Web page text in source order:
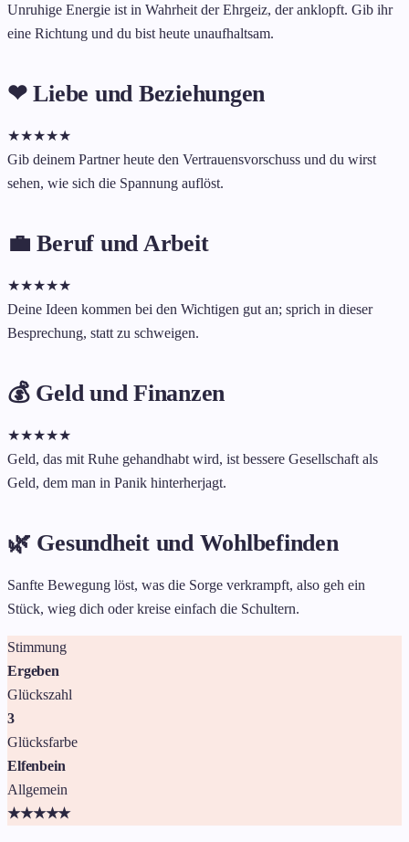
Unruhige Energie ist in Wahrheit der Ehrgeiz, der anklopft. Gib ihr
eine Richtung und du bist heute unaufhaltsam.
❤ Liebe und Beziehungen
★★★★★
Gib deinem Partner heute den Vertrauensvorschuss und du wirst
sehen, wie sich die Spannung auflöst.
💼 Beruf und Arbeit
★★★★★
Deine Ideen kommen bei den Wichtigen gut an; sprich in dieser
Besprechung, statt zu schweigen.
💰 Geld und Finanzen
★★★★★
Geld, das mit Ruhe gehandhabt wird, ist bessere Gesellschaft als
Geld, dem man in Panik hinterherjagt.
🌿 Gesundheit und Wohlbefinden
Sanfte Bewegung löst, was die Sorge verkrampft, also geh ein
Stück, wieg dich oder kreise einfach die Schultern.
Stimmung
Ergeben
Glückszahl
3
Glücksfarbe
Elfenbein
Allgemein
★★★★★